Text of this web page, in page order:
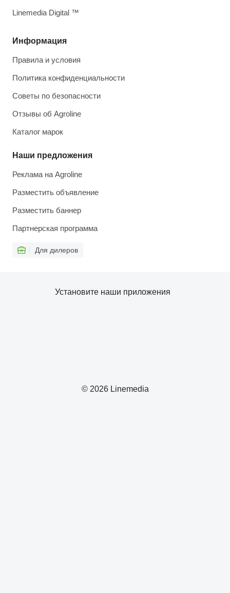
Информация
Правила и условия
Политика конфиденциальности
Советы по безопасности
Отзывы об Agroline
Каталог марок
Наши предложения
Реклама на Agroline
Разместить объявление
Разместить баннер
Партнерская программа
Для дилеров
Linemedia Digital ™
© 2026 Linemedia
Установите наши приложения